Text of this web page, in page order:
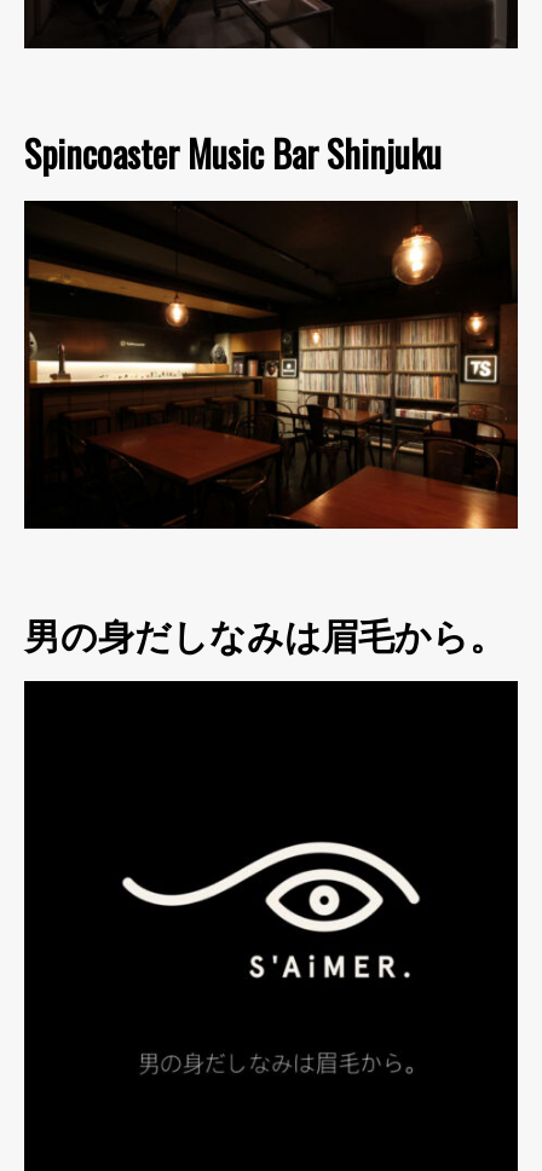
Spincoaster Music Bar Shinjuku
男の身だしなみは眉毛から。